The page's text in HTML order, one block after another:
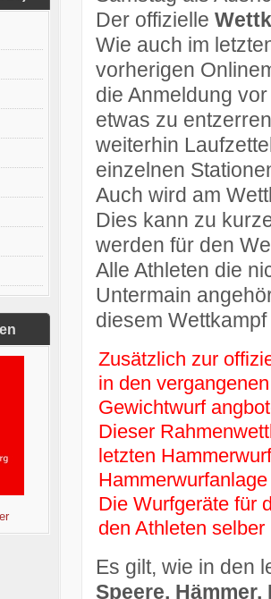
Der offizielle
Wie auch im
vorherigen
die Anmeldung
etwas zu
weiterhin
einzelnen
Auch wird am
Dies kann zu
werden für den
Alle Athleten die
Untermain
diesem
Zusätzlich zur
in den
Gewichtwurf
Dieser
letzten
Die Wurfgeräte für
den Athleten
Es gilt, wie in den
Speere,